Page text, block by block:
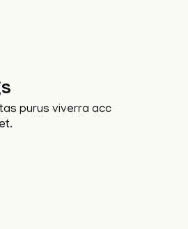
purus viverra acc